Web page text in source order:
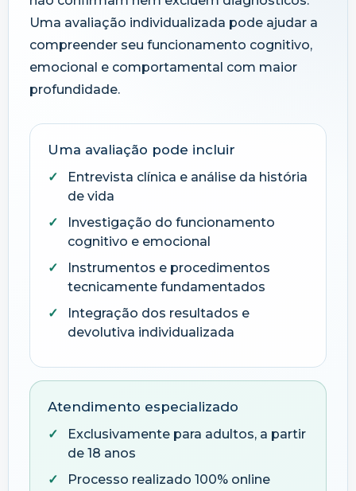
Uma avaliação individualizada pode ajudar a
compreender seu funcionamento cognitivo,
emocional e comportamental com maior
profundidade.
Uma avaliação pode incluir
Entrevista clínica e análise da história
de vida
Investigação do funcionamento
cognitivo e emocional
Instrumentos e procedimentos
tecnicamente fundamentados
Integração dos resultados e
devolutiva individualizada
Atendimento especializado
Exclusivamente para adultos, a partir
de 18 anos
Processo realizado 100% online